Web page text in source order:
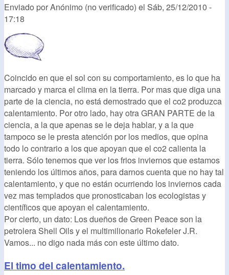
Enviado porAnónimo (no verificado) el Sáb, 25/12/2010 -
17:18
Coincido en que el sol con su comportamiento, es lo que ha
marcado y marca el clima en la tierra. Por mas que diga una
parte de la ciencia, no está demostrado que el co2 produzca
calentamiento. Por otro lado, hay otra GRAN PARTE de la
ciencia, a la que apenas se le deja hablar, y a la que
tampoco se le presta atención por los medios, que opina
todo lo contrario a los que apoyan que el co2 calienta la
tierra. Sólo tenemos que ver los frios inviernos que estamos
teniendo los últimos años, para darnos cuenta que no hay tal
calentamiento, y que no están ocurriendo los inviernos cada
vez mas templados que pronosticaban los ecologistas y
científicos que apoyan el calentamiento.
Por cierto, un dato: Los dueños de Green Peace son la
petrolera Shell Oils y el multimilionario Rokefeler J.R.
Vamos... no digo nada más con este último dato.
El timo del calentamiento.